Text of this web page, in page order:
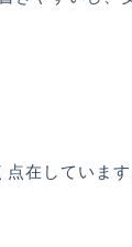
在しています